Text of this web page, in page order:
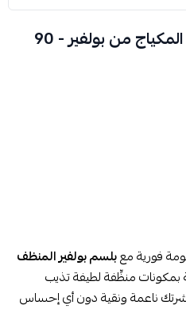
بلسم منظف عميق لإزالة المكياج من بولفير - 90
فورية معبلسم بولفير المنظف
بمكونات منظِّفة لطيفة تذيب
بشرتك ناعمة ونقية دون أي إحساس